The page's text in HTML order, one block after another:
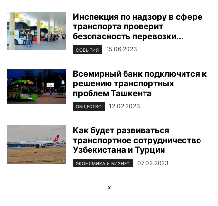
Инспекция по надзору в сфере
транспорта проверит
безопасность перевозки...
СОБЫТИЯ 15.06.2023
Всемирный банк подключится к
решению транспортных
проблем Ташкента
ОБЩЕСТВО 12.02.2023
Как будет развиваться
транспортное сотрудничество
Узбекистана и Турции
ЭКОНОМИКА И БИЗНЕС 07.02.2023
×